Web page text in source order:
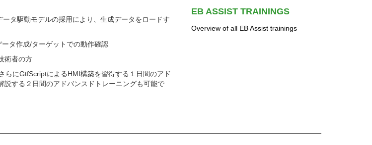
タ駆動モデルの採用により、生成データをロードす
タ作成/ターゲットでの動作確認
術者の方
らにGtfScriptによるHMI構築を習得する１日間のアド
する２日間のアドバンスドトレーニングも可能で
EB ASSIST TRAININGS
Overview of all EB Assist trainings